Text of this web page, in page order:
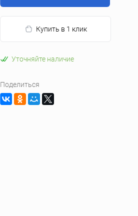
Купить в 1 клик
Уточняйте наличие
Поделиться